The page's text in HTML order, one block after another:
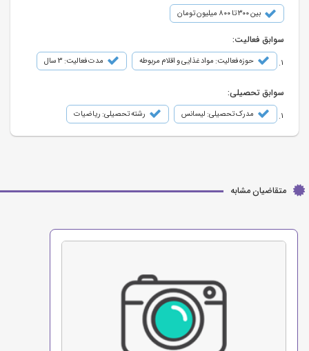
بین ۳۰۰ تا ۸۰۰ میلیون تومان
سوابق فعالیت:
حوزه فعالیت: مواد غذایی و اقلام مربوطه مدت فعالیت: 3 سال
سوابق تحصیلی:
مدرک تحصیلی: لیسانس رشته تحصیلی: ریاضیات
متقاضیان مشابه